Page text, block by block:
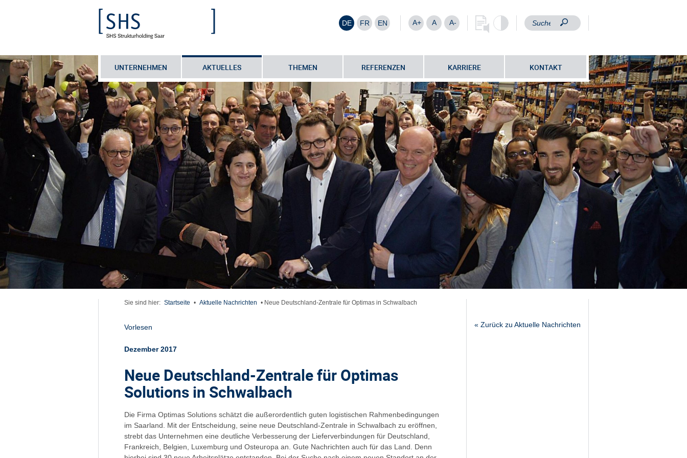
DE FR EN A+ A A-
UNTERNEHMEN AKTUELLES THEMEN REFERENZEN KARRIERE KONTAKT
Sie sind hier: Startseite • Aktuelle Nachrichten • Neue Deutschland-Zentrale für Optimas in Schwalbach
Vorlesen
Dezember 2017
Neue Deutschland-Zentrale für Optimas
Solutions in Schwalbach
Die Firma Optimas Solutions schätzt die außerordentlich guten logistischen Rahmenbedingungen
im Saarland. Mit der Entscheidung, seine neue Deutschland-Zentrale in Schwalbach zu eröffnen,
strebt das Unternehmen eine deutliche Verbesserung der Lieferverbindungen für Deutschland,
Frankreich, Belgien, Luxemburg und Osteuropa an. Gute Nachrichten auch für das Land. Denn
« Zurück zu Aktuelle Nachrichten